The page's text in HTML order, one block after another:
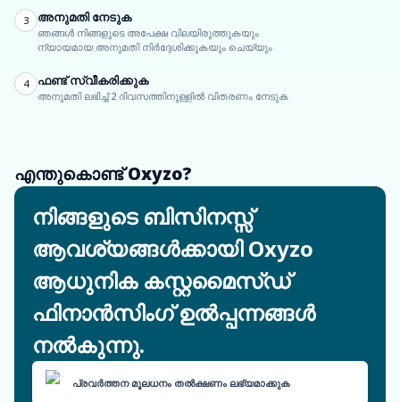
3 അനുമതി നേടുക
ഞങ്ങൾ നിങ്ങളുടെ അപേക്ഷ വിലയിരുത്തുകയും
ന്യായമായ അനുമതി നിർദ്ദേശിക്കുകയും ചെയ്യും
4 ഫണ്ട് സ്വീകരിക്കുക
അനുമതി ലഭിച്ച് 2 ദിവസത്തിനുള്ളിൽ വിതരണം നേടുക
എന്തുകൊണ്ട് Oxyzo?
നിങ്ങളുടെ ബിസിനസ്സ്
ആവശ്യങ്ങൾക്കായി Oxyzo
ആധുനിക കസ്റ്റമൈസ്ഡ്
ഫിനാൻസിംഗ് ഉൽപ്പന്നങ്ങൾ
നൽകുന്നു.
പ്രവർത്തന മൂലധനം തൽക്ഷണം ലഭ്യമാക്കുക